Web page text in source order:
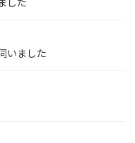
した
いました